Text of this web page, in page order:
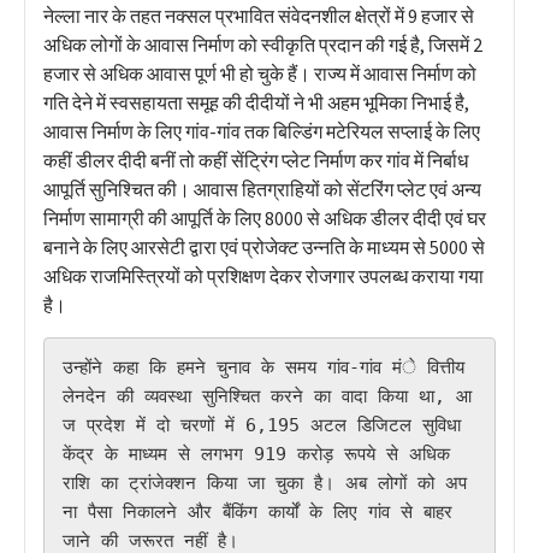
नेल्ला नार के तहत नक्सल प्रभावित संवेदनशील क्षेत्रों में 9 हजार से
अधिक लोगों के आवास निर्माण को स्वीकृति प्रदान की गई है, जिसमें 2
हजार से अधिक आवास पूर्ण भी हो चुके हैं। राज्य में आवास निर्माण को
गति देने में स्वसहायता समूह की दीदीयों ने भी अहम भूमिका निभाई है,
आवास निर्माण के लिए गांव-गांव तक बिल्डिंग मटेरियल सप्लाई के लिए
कहीं डीलर दीदी बनीं तो कहीं सेंट्रिंग प्लेट निर्माण कर गांव में निर्बाध
आपूर्ति सुनिश्चित की। आवास हितग्राहियों को सेंटरिंग प्लेट एवं अन्य
निर्माण सामाग्री की आपूर्ति के लिए 8000 से अधिक डीलर दीदी एवं घर
बनाने के लिए आरसेटी द्वारा एवं प्रोजेक्ट उन्नति के माध्यम से 5000 से
अधिक राजमिस्त्रियों को प्रशिक्षण देकर रोजगार उपलब्ध कराया गया
है।
उन्होंने कहा कि हमने चुनाव के समय गांव-गांव मंे वित्तीय
लेनदेन की व्यवस्था सुनिश्चित करने का वादा किया था, आ
ज प्रदेश में दो चरणों में 6,195 अटल डिजिटल सुविधा
केंद्र के माध्यम से लगभग 919 करोड़ रूपये से अधिक
राशि का ट्रांजेक्शन किया जा चुका है। अब लोगों को अप
ना पैसा निकालने और बैंकिंग कार्यों के लिए गांव से बाहर
जाने की जरूरत नहीं है।